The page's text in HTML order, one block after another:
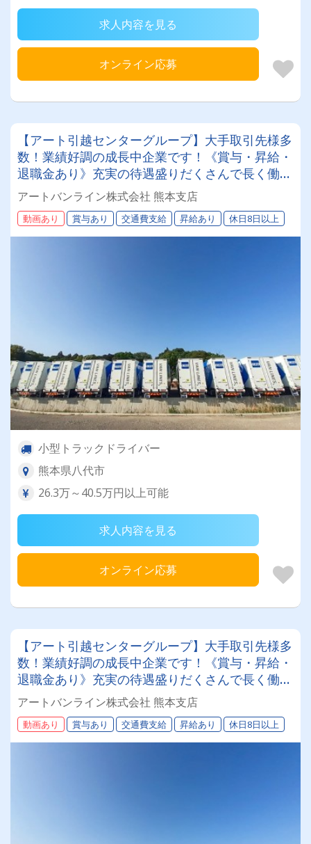
求人内容を見る
オンライン応募
【アート引越センターグループ】大手取引先様多
数！業績好調の成長中企業です！《賞与・昇給・
退職金あり》充実の待遇盛りだくさんで長く働け
ます！《2tドライバー》★未経験ＯＫ★仕事とプ
ライベートの両立が叶う環境です♪【紹介者制度
あり！】
アートバンライン株式会社 熊本支店
動画あり 賞与あり 交通費支給 昇給あり 休日8日以上
小型トラックドライバー
熊本県八代市
26.3万～40.5万円以上可能
求人内容を見る
オンライン応募
【アート引越センターグループ】大手取引先様多
数！業績好調の成長中企業です！《賞与・昇給・
退職金あり》充実の待遇盛りだくさんで長く働け
ます！《大型ドライバー》★未経験ＯＫ★仕事と
プライベートの両立が叶う環境です♪【紹介者制
度あり！】
アートバンライン株式会社 熊本支店
動画あり 賞与あり 交通費支給 昇給あり 休日8日以上